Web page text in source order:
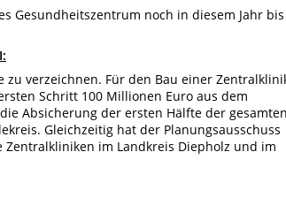
Gesundheitszentrum noch in diesem Jahr
verzeichnen. Für den Bau einer
Schritt 100 Millionen Euro aus dem
Absicherung der ersten Hälfte der
Gleichzeitig hat der Planungsausschuss
im Landkreis Diepholz und im